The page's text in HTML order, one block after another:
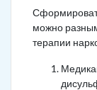
можно
терапии